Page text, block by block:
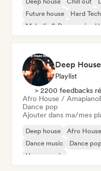
Future house
Hard
Melodic & Progressive
Deep
Playlist
> 2200 feedbacks
Afro House / Amapiano
Dance pop
Ajouter dans ma/mes
Deep house Afro
Dance music
Dance pop
House music